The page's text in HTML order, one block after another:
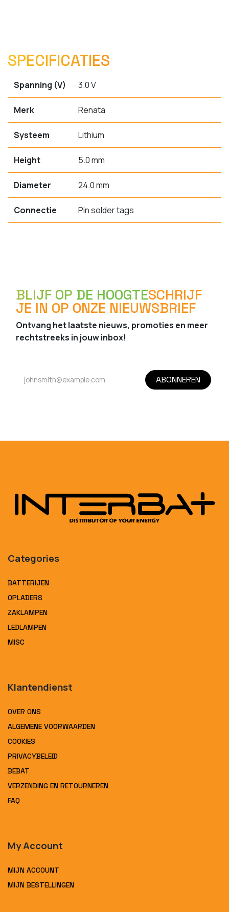
SPECIFICATIES
Spanning (V) 3.0 V
Merk Renata
Systeem Lithium
Height 5.0 mm
Diameter 24.0 mm
Connectie Pin solder tags
BLIJF OP DE HOOGTESCHRIJF
JE IN OP ONZE NIEUWSBRIEF
Ontvang het laatste nieuws, promoties en meer
rechtstreeks in jouw inbox!
ABONNEREN
Categories
BATTERIJEN
OPLADERS
ZAKLAMPEN
LEDLAMPEN
MISC
Klantendienst
OVER ONS
ALGEMENE VOORWAARDEN
COOKIES
PRIVACYBELEID
BEBAT
VERZENDING EN RETOURNEREN
FAQ
My Account
MIJN ACCOUNT
MIJN BESTELLINGEN